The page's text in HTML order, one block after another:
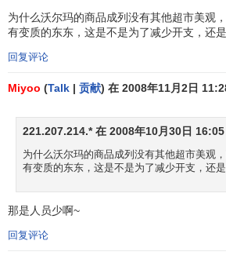
当然也就不再眷恋西尔斯公司。由于沃
终于让出了盟主的位置，转到零售业以
会员制是一种新兴的零售形式。山
经营的一大特色，是它夺取市场战胜
实行会员制给沃尔玛带来了许多利
从而大大提高了沃尔玛的营业额和
为什么沃尔玛的商品成列没有其他超市美观
有变质的东东，这是不是为了减少开支，还
回复评论
Miyoo (Talk | 贡献) 在 2008年11月2日
221.207.214.* 在 2008年10月30日
为什么沃尔玛的商品成列没有其他超市美观
有变质的东东，这是不是为了减少开支，还
那是人员少啊~
回复评论